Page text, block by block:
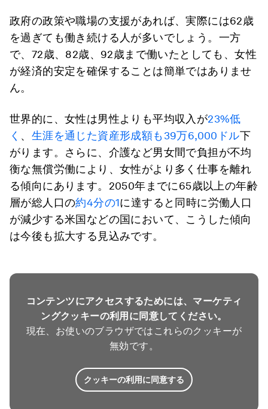
政府の政策や職場の支援があれば、実際には62歳
を過ぎても働き続ける人が多いでしょう。一方
で、72歳、82歳、92歳まで働いたとしても、女性
が経済的安定を確保することは簡単ではありませ
ん。
世界的に、女性は男性よりも平均収入が23%低
く 、 生涯を通じた資産形成額も39万6,000ドル下
がります。さらに、介護など男女間で負担が不均
衡な無償労働により、女性がより多く仕事を離れ
る傾向にあります。2050年までに65歳以上の年齢
層が総人口の約4分の1に達すると同時に労働人口
が減少する米国などの国において、こうした傾向
は今後も拡大する見込みです。
コンテンツにアクセスするためには、マーケティ
ングクッキーの利用に同意してください。
現在、お使いのブラウザではこれらのクッキーが
無効です。
クッキーの利用に同意する